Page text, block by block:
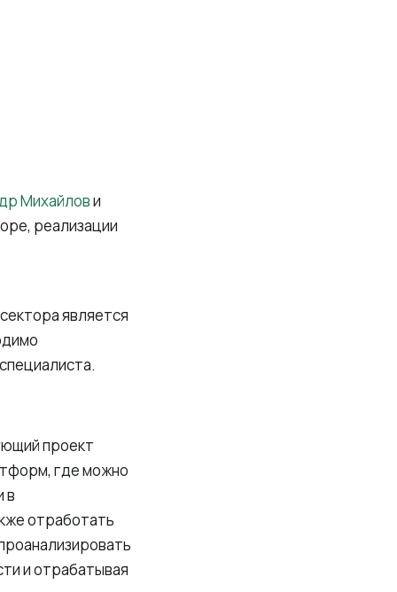
Михайлови
реализации
является
проект
где можно
в
отработать
и отрабатывая